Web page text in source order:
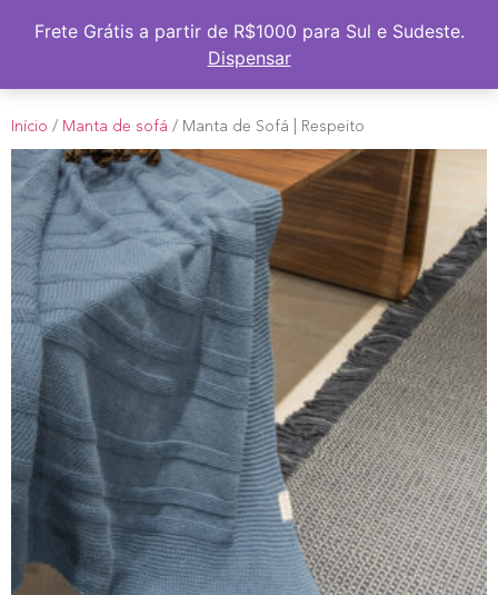
Início / Manta de sofá / Manta de Sofá | Respeito
Frete Grátis a partir de R$1000 para Sul e Sudeste.
Dispensar